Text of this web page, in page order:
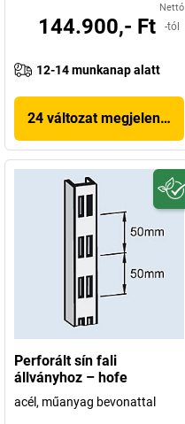
Nettó
144.900,- Ft -tól
12-14 munkanap alatt
24 változat megjelenítése
Perforált sín fali
állványhoz – hofe
acél, műanyag bevonattal